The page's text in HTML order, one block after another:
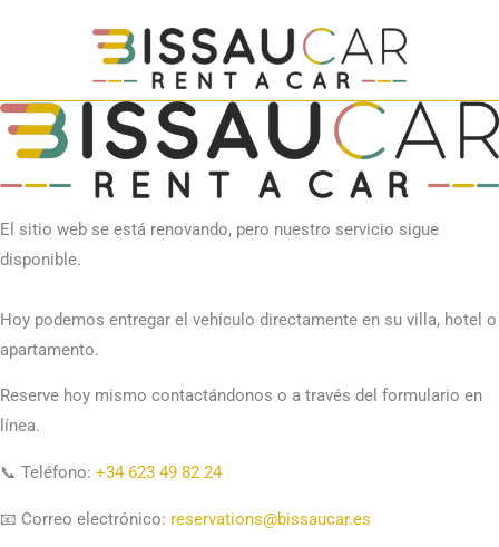
El sitio web se está renovando, pero nuestro servicio sigue
disponible.
Hoy podemos entregar el vehículo directamente en su villa, hotel o
apartamento.
Reserve hoy mismo contactándonos o a través del formulario en
línea.
📞 Teléfono: +34 623 49 82 24
📧 Correo electrónico: reservations@bissaucar.es